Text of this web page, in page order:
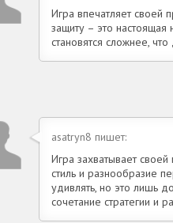
Игра впечатляет своей
защиту – это настоящая
становятся сложнее,
asatryn8 пишет:
Игра захватывает
стиль и разнообразие
удивлять, но это лишь
сочетание стратегии и